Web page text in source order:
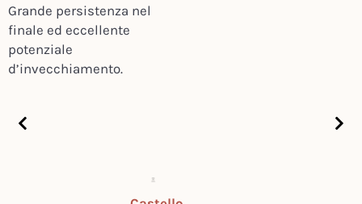
Grande persistenza nel
finale ed eccellente
potenziale
d’invecchiamento.